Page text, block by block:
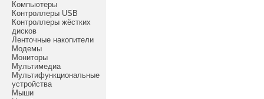
Компьютеры
Контроллеры USB
Контроллеры жёстких
дисков
Ленточные накопители
Модемы
Мониторы
Мультимедиа
Мультифункциональные
устройства
Мыши